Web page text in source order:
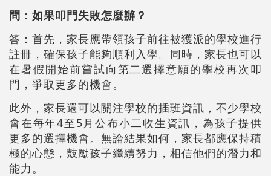
問：如果叩門失敗怎麼辦？
答：首先，家長應帶領孩子前往被獲派的學校進行
註冊，確保孩子能夠順利入學。同時，家長也可以
在暑假開始前嘗試向第二選擇意願的學校再次叩
門，爭取更多的機會。
此外，家長還可以關注學校的插班資訊，不少學校
會在每年4至5月公布小二收生資訊，為孩子提供
更多的選擇機會。無論結果如何，家長都應保持積
極的心態，鼓勵孩子繼續努力，相信他們的潛力和
能力。